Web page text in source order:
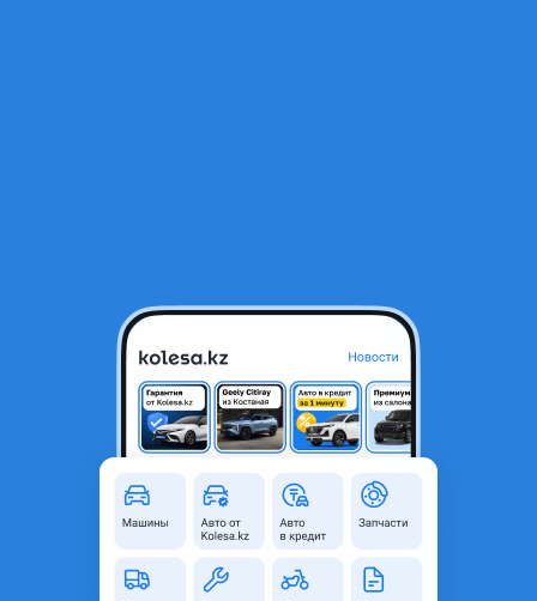
Комплект BMW G30 M5 пакет
Шымкент, Туркестанская
область
Новая